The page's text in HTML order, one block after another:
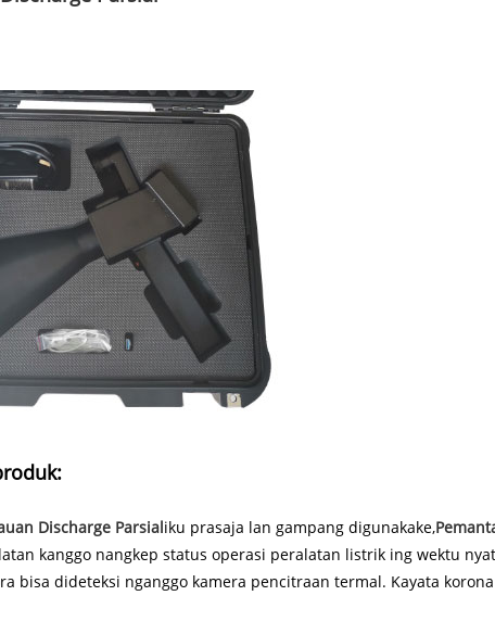
Discharge Parsialiku prasaja lan gampang digunakake,
kanggo nangkep status operasi peralatan listrik ing wektu
bisa dideteksi nganggo kamera pencitraan termal. Kayata